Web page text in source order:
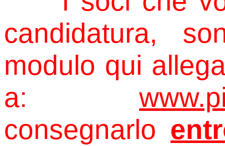
candidatura,
modulo qui
a:
consegnarlo